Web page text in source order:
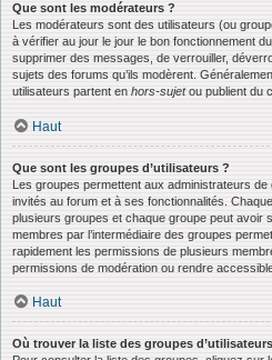
Que sont les modérateurs ?
Les modérateurs sont des utilisateurs (ou
à vérifier au jour le jour le bon fonctionnement
supprimer des messages, de verrouiller,
sujets des forums qu’ils modèrent.
utilisateurs partent en hors-sujetou publient du
Haut
Que sont les groupes d’utilisateurs ?
Les groupes permettent aux administrateurs
invités au forum et à ses fonctionnalités.
plusieurs groupes et chaque groupe peut avoir
membres par l’intermédiaire des groupes
rapidement les permissions de plusieurs
permissions de modération ou rendre
Haut
Où trouver la liste des groupes